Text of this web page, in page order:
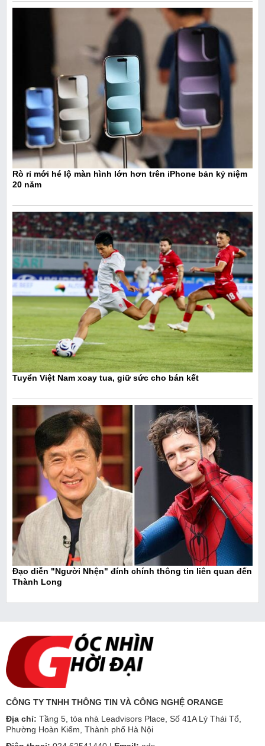
Rò rỉ mới hé lộ màn hình lớn hơn trên iPhone bản kỷ niệm
20 năm
Tuyển Việt Nam xoay tua, giữ sức cho bán kết
Đạo diễn "Người Nhện" đính chính thông tin liên quan đến
Thành Long
CÔNG TY TNHH THÔNG TIN VÀ CÔNG NGHỆ ORANGE
Địa chỉ: Tầng 5, tòa nhà Leadvisors Place, Số 41A Lý Thái Tổ,
Phường Hoàn Kiếm, Thành phố Hà Nội